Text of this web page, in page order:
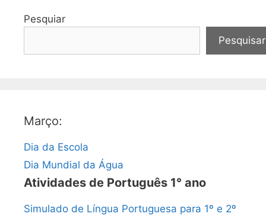
Pesquiar
Pesquisar
Março:
Dia da Escola
Dia Mundial da Água
Atividades de Português 1° ano
Simulado de Língua Portuguesa para 1º e 2º